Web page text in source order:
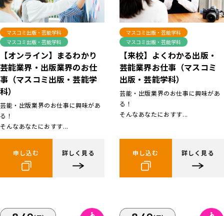
マスコミ出版・芸能学科
マスコミ出版・芸能学科
【オンライン】まるわかり
芸能業界・出版業界のお仕
事（マスコミ出版・芸能学
科）
芸能・出版業界のお仕事に興味があ
る！
そんなあなたにおすす...
申し込む 詳しく見る
マスコミ出版・芸能学科
マスコミ出版・芸能学科
【来校】よくわかる出版・
芸能業界お仕事（マスコミ
出版・芸能学科）
芸能・出版業界のお仕事に興味があ
る！
そんなあなたにおすす...
申し込む 詳しく見る